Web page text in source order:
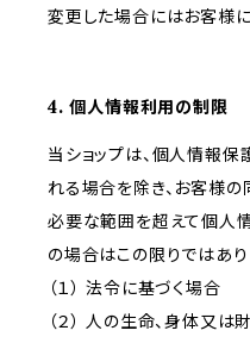
変更した場合にはお客様
4. 個人情報利用の制限
当ショップは、個人情報
れる場合を除き、お客様
必要な範囲を超えて個人
の場合はこの限りではあり
（１） 法令に基づく場合
（２） 人の生命、身体又